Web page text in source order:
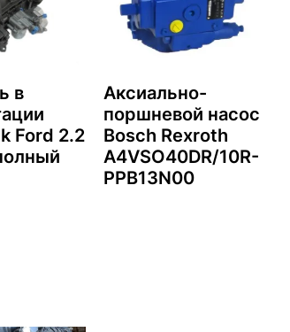
в
Ford 2.2
Аксиально-
поршневой насос
Bosch Rexroth
A4VSO40DR/10R-
PPB13N00